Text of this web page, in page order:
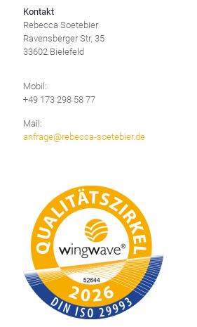
Kontakt
Rebecca Soetebier
Ravensberger Str. 35
33602 Bielefeld
Mobil:
+49 173 298 58 77
Mail:
anfrage@rebecca-soetebier.de